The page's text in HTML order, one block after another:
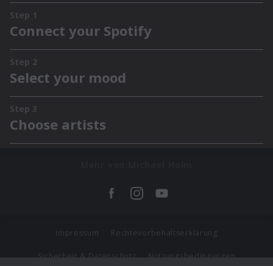
Impressum Rechtevorbehaltserklärung
Sicherheit & Datenschutz Nutzungsbedingungen